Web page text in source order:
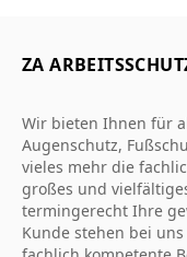
ZA
Wir bieten Ihnen für
Augenschutz,
vieles mehr die
großes und
termingerecht Ihre
Kunde stehen bei